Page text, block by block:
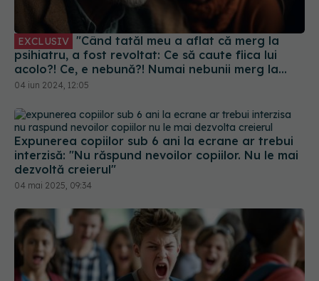
EXCLUSIV
psihiatru, a fost revoltat: Ce să caute fiica lui
acolo?! Ce, e nebună?! Numai nebunii merg la
psihiatru!"
04 iun 2024, 12:05
Expunerea copiilor sub 6 ani la ecrane ar trebui
interzisă: "Nu răspund nevoilor copiilor. Nu le mai
dezvoltă creierul"
04 mai 2025, 09:34